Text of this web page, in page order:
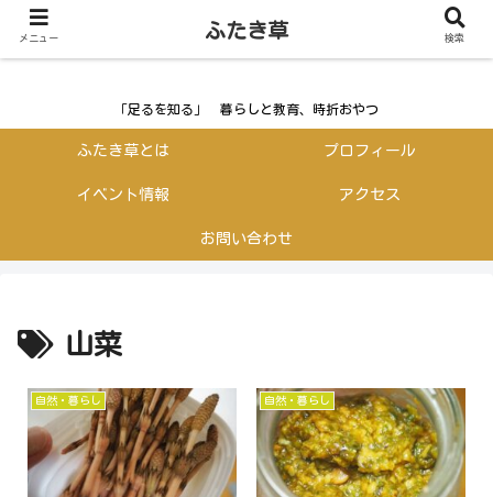
ふたき草
「足るを知る」 暮らしと教育、時折おやつ
ふたき草とは プロフィール
イベント情報 アクセス
お問い合わせ
山菜
自然・暮らし 自然・暮らし
メニュー ふたき草 検索